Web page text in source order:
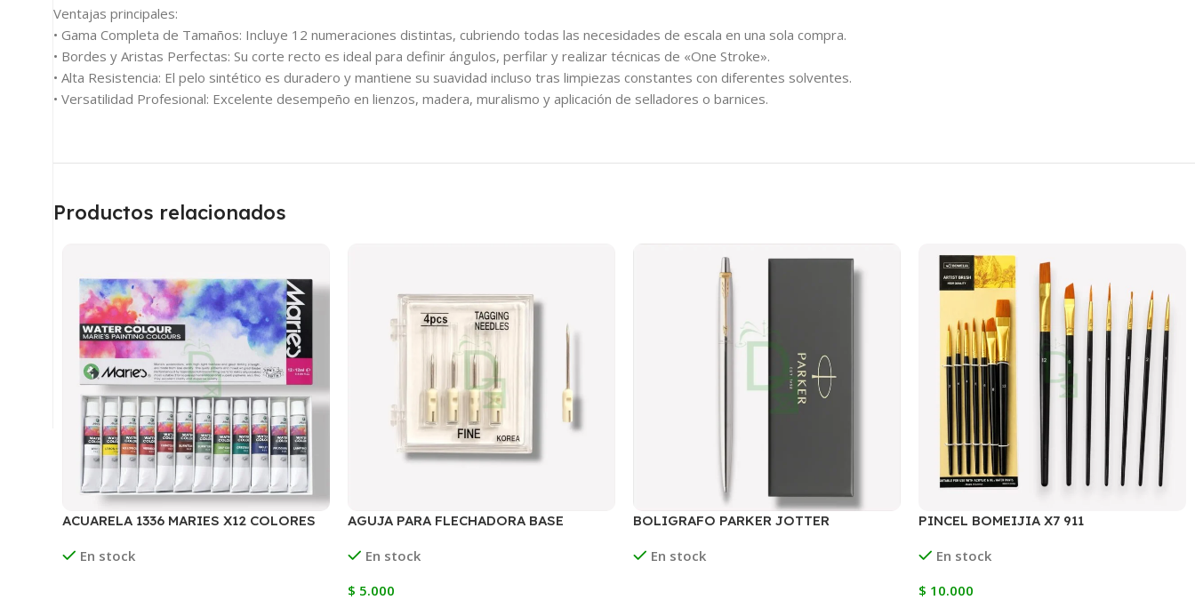
Ventajas principales:
• Gama Completa de Tamaños: Incluye 12 numeraciones distintas, cubriendo todas las necesidades de escala en una sola compra.
• Bordes y Aristas Perfectas: Su corte recto es ideal para definir ángulos, perfilar y realizar técnicas de «One Stroke».
• Alta Resistencia: El pelo sintético es duradero y mantiene su suavidad incluso tras limpiezas constantes con diferentes solventes.
• Versatilidad Profesional: Excelente desempeño en lienzos, madera, muralismo y aplicación de selladores o barnices.
Productos relacionados
ACUARELA 1336 MARIES X12 COLORES
En stock
AGUJA PARA FLECHADORA BASE
En stock
$ 5.000
BOLIGRAFO PARKER JOTTER
En stock
PINCEL BOMEIJIA X7 911
En stock
$ 10.000